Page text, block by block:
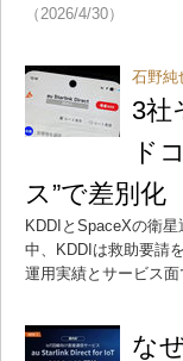
（2026/4/30）
石野純
3社
ド
ス”で差別化
KDDIとSpaceXの衛
中、KDDIは救助要請
運用実績とサービス面
な